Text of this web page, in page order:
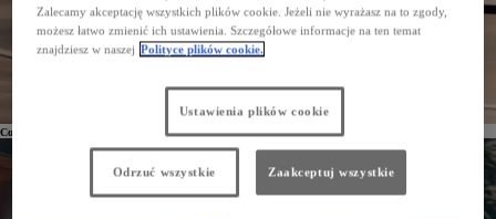
Corolla TS Kombi
Zalecamy akceptację wszystkich plików cookie. Jeżeli nie wyrażasz na to zgody,
możesz łatwo zmienić ich ustawienia. Szczegółowe informacje na ten temat
znajdziesz w naszej Polityce plików cookie.
Ustawienia plików cookie
Odrzuć wszystkie Zaakceptuj wszystkie